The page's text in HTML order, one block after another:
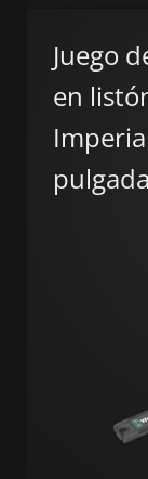
Juego
en